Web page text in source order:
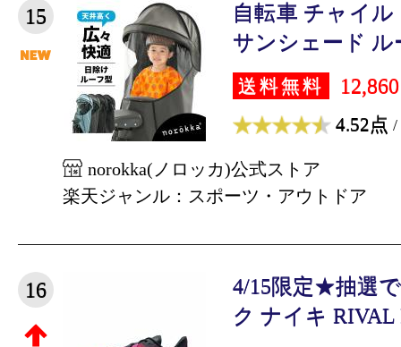
15
自転車 チャイ
サンシェード ル
送料無料
4.52点 /
norokka(ノロッカ)公式ストア
楽天ジャンル：スポーツ・アウトドア
16
4/15限定★抽選
ク ナイキ RIVAL